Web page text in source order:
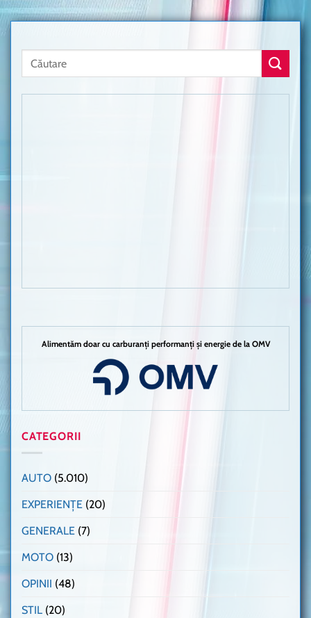
Alimentăm doar cu carburanți performanți și energie de la OMV
CATEGORII
AUTO (5.010)
EXPERIENȚE (20)
GENERALE (7)
MOTO (13)
OPINII (48)
STIL (20)